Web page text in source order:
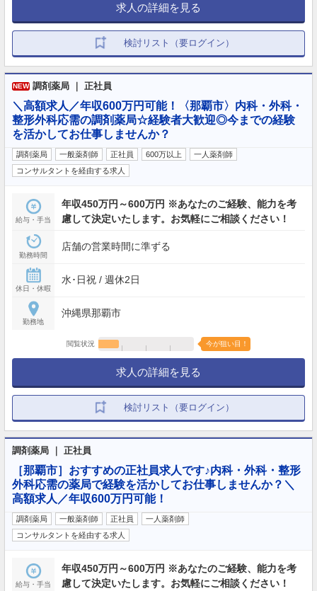
求人の詳細を見る
検討リスト（要ログイン）
NEW 調剤薬局 ｜ 正社員
＼高額求人／年収600万円可能！〈那覇市〉内科・外科・
整形外科応需の調剤薬局☆経験者大歓迎◎今までの経験
を活かしてお仕事しませんか？
調剤薬局 一般薬剤師 正社員 600万以上
一人薬剤師
コンサルタントを経由する求人
給与・手当
年収450万円～600万円 ※あなたのご経験、能力を考
慮して決定いたします。お気軽にご相談ください！
勤務時間
店舗の営業時間に準ずる
休日・休暇
水･日祝 / 週休2日
勤務地
沖縄県那覇市
閲覧状況 今が狙い目！
求人の詳細を見る
検討リスト（要ログイン）
調剤薬局 ｜ 正社員
［那覇市］おすすめの正社員求人です♪内科・外科・整形
外科応需の薬局で経験を活かしてお仕事しませんか？＼
高額求人／年収600万円可能！
調剤薬局 一般薬剤師 正社員
一人薬剤師
コンサルタントを経由する求人
給与・手当
年収450万円～600万円 ※あなたのご経験、能力を考
慮して決定いたします。お気軽にご相談ください！